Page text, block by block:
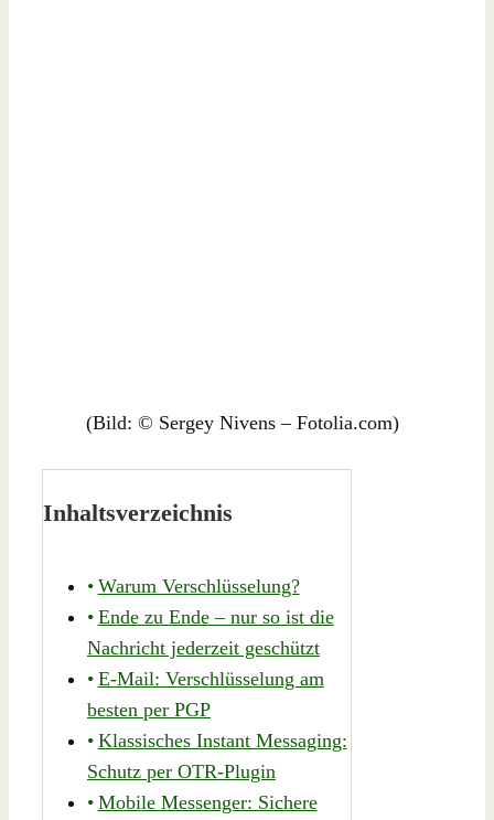
(Bild: © Sergey Nivens – Fotolia.com)
Inhaltsverzeichnis
Warum Verschlüsselung?
Ende zu Ende – nur so ist die
Nachricht jederzeit geschützt
E-Mail: Verschlüsselung am
besten per PGP
Klassisches Instant Messaging:
Schutz per OTR-Plugin
Mobile Messenger: Sichere